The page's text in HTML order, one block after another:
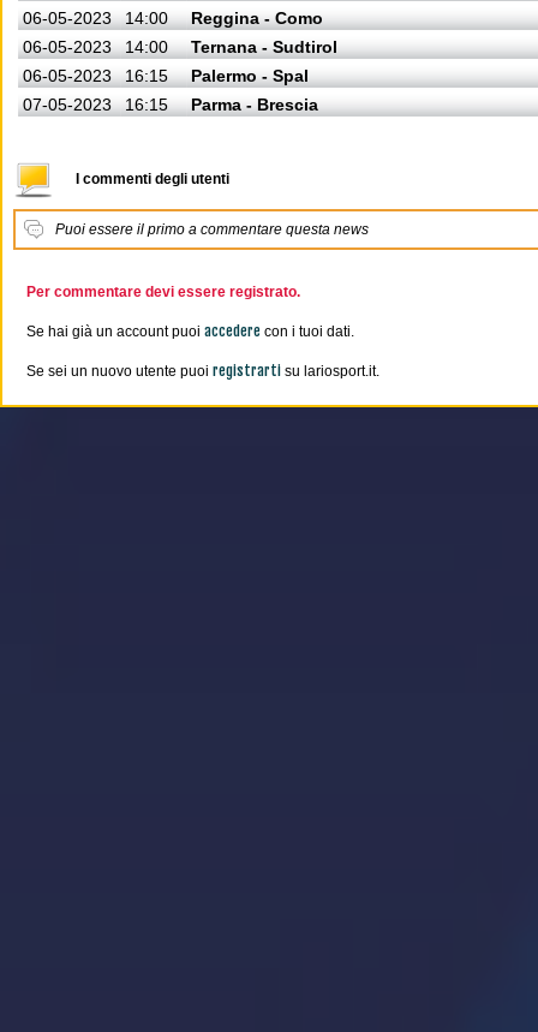
06-05-2023
14:00
Reggina - Como
06-05-2023
14:00
Ternana - Sudtirol
06-05-2023
16:15
Palermo - Spal
07-05-2023
16:15 Parma - Brescia
I commenti degli utenti
Puoi essere il primo a commentare questa news
Per commentare devi essere registrato.
Se hai già un account puoi accedere con i tuoi dati.
Se sei un nuovo utente puoi registrarti su lariosport.it.